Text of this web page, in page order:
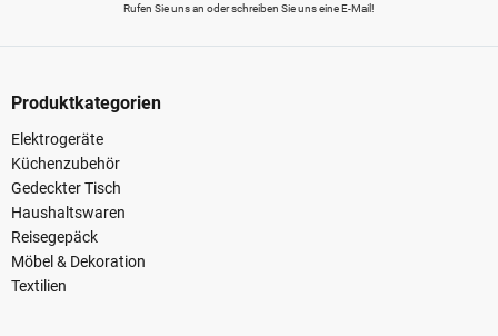
Rufen Sie uns an oder schreiben Sie uns eine E-Mail!
Produktkategorien
Elektrogeräte
Küchenzubehör
Gedeckter Tisch
Haushaltswaren
Reisegepäck
Möbel & Dekoration
Textilien